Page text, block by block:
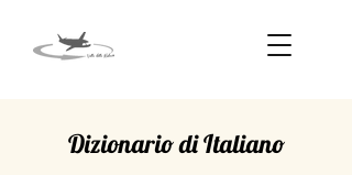
Dizionario di Italiano